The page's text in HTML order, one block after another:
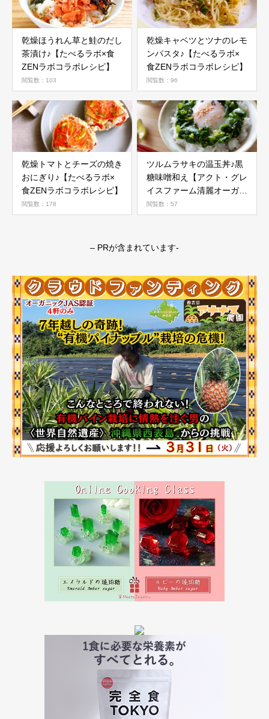
乾燥ほうれん草と鮭のだし
茶漬け♪【たべるラボ×食
ZENラボコラボレシピ】
閲覧数：103
乾燥キャベツとツナのレモ
ンパスタ♪【たべるラボ×
食ZENラボコラボレシピ】
閲覧数：96
乾燥トマトとチーズの焼き
おにぎり♪【たべるラボ×
食ZENラボコラボレシピ】
閲覧数：178
ツルムラサキの温玉丼♪黒
糖味噌和え【アクト・グレ
イスファーム清麗オーガニ
ック野菜活用レシピ】
閲覧数：57
– PRが含まれています-